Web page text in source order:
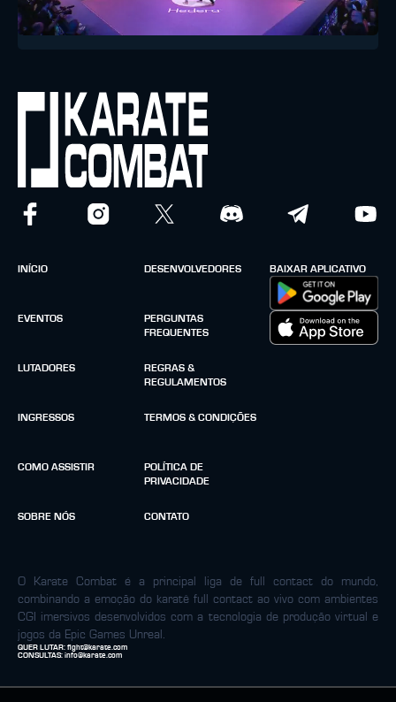
INÍCIO
EVENTOS
LUTADORES
INGRESSOS
COMO ASSISTIR
SOBRE NÓS
DESENVOLVEDORES
PERGUNTAS
FREQUENTES
REGRAS &
REGULAMENTOS
TERMOS & CONDIÇÕES
POLÍTICA DE
PRIVACIDADE
CONTATO
BAIXAR APLICATIVO
O Karate Combat é a principal liga de full contact do mundo,
combinando a emoção do karatê full contact ao vivo com ambientes
CGI imersivos desenvolvidos com a tecnologia de produção virtual e
jogos da Epic Games Unreal.
QUER LUTAR: fight@karate.com
CONSULTAS: info@karate.com